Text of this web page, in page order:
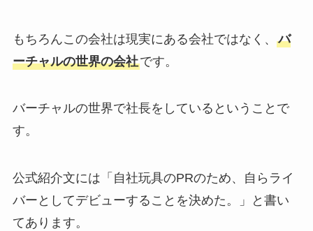
もちろんこの会社は現実にある会社ではなく、 バ
ーチャルの世界の会社です。
バーチャルの世界で社長をしているということで
す。
公式紹介文には「自社玩具のPRのため、自らライ
バーとしてデビューすることを決めた。」と書い
てあります。